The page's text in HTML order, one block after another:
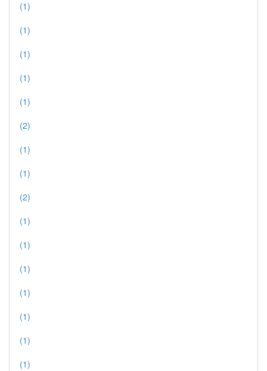
(1)
(1)
(1)
(1)
(1)
(2)
(1)
(1)
(2)
(1)
(1)
(1)
(1)
(1)
(1)
(1)